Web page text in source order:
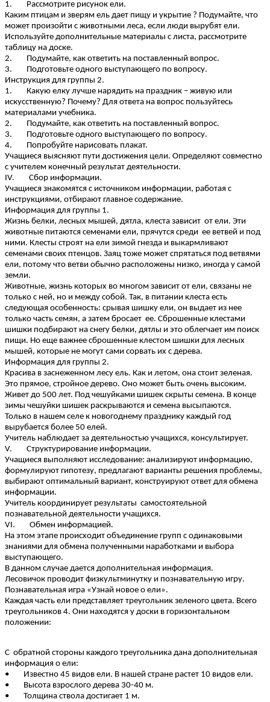
1. Рассмотрите рисунок ели.
Каким птицам и зверям ель дает пищу и укрытие ? Подумайте, что
может произойти с животными леса, если люди вырубят ели.
Используйте дополнительные материалы с листа, рассмотрите
таблицу на доске.
2. Подумайте, как ответить на поставленный вопрос.
3. Подготовьте одного выступающего по вопросу.
Инструкция для группы 2.
1. Какую елку лучше нарядить на праздник – живую или
искусственную? Почему? Для ответа на вопрос пользуйтесь
материалами учебника.
2. Подумайте, как ответить на поставленный вопрос.
3. Подготовьте одного выступающего по вопросу.
4. Попробуйте нарисовать плакат.
Учащиеся выясняют пути достижения цели. Определяют совместно
с учителем конечный результат деятельности.
IV. Сбор информации.
Учащиеся знакомятся с источником информации, работая с
инструкциями, отбирают главное содержание.
Информация для группы 1.
Жизнь белки, лесных мышей, дятла, клеста зависит от ели. Эти
животные питаются семенами ели, прячутся среди ее ветвей и под
ними. Клесты строят на ели зимой гнезда и выкармливают
семенами своих птенцов. Заяц тоже может спрятаться под ветвями
ели, потому что ветви обычно расположены низко, иногда у самой
земли.
Животные, жизнь которых во многом зависит от ели, связаны не
только с ней, но и между собой. Так, в питании клеста есть
следующая особенность: срывая шишку ели, он выдает из нее
только часть семян, а затем бросает ее. Сброшенные клестами
шишки подбирают на снегу белки, дятлы и это облегчает им поиск
пищи. Но еще важнее сброшенные клестом шишки для лесных
мышей, которые не могут сами сорвать их с дерева.
Информация для группы 2.
Красива в заснеженном лесу ель. Как и летом, она стоит зеленая.
Это прямое, стройное дерево. Оно может быть очень высоким.
Живет до 500 лет. Под чешуйками шишек скрыты семена. В конце
зимы чешуйки шишек раскрываются и семена высыпаются.
Только в нашем селе к новогоднему празднику каждый год
вырубается более 50 елей.
Учитель наблюдает за деятельностью учащихся, консультирует.
V. Структурирование информации.
Учащиеся выполняют исследование: анализируют информацию,
формулируют гипотезу, предлагают варианты решения проблемы,
выбирают оптимальный вариант, конструируют ответ для обмена
информации.
Учитель координирует результаты самостоятельной
познавательной деятельности учащихся.
VI. Обмен информацией.
На этом этапе происходит объединение групп с одинаковыми
знаниями для обмена полученными наработками и выбора
выступающего.
В данном случае дается дополнительная информация.
Лесовичок проводит физкультминутку и познавательную игру.
Познавательная игра «Узнай новое о ели».
Каждая часть ели представляет треугольник зеленого цвета. Всего
треугольников 4. Они находятся у доски в горизонтальном
положении:
С обратной стороны каждого треугольника дана дополнительная
информация о ели:
• Известно 45 видов ели. В нашей стране растет 10 видов ели.
• Высота взрослого дерева 30-40 м.
• Толщина ствола достигает 1 м.